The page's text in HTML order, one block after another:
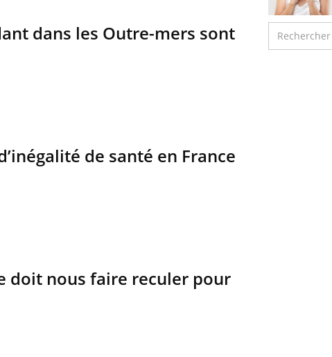
dans les Outre-mers sont
de santé en France
doit nous faire reculer pour